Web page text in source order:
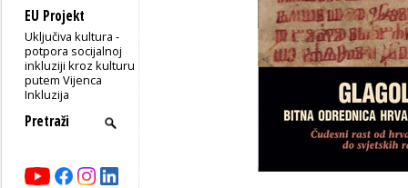
EU Projekt
Uključiva kultura -
potpora socijalnoj
inkluziji kroz kulturu
putem Vijenca
Inkluzija